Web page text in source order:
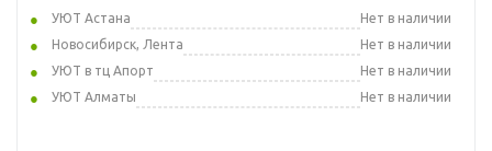
УЮТ Астана
Нет в наличии
Новосибирск, Лента
Нет в наличии
УЮТ в тц Апорт
Нет в наличии
УЮТ Алматы
Нет в наличии